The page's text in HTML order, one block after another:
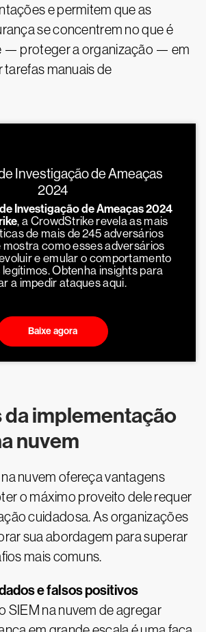
e permitem que as
se concentrem no que é
— proteger a organização — em
tarefas manuais de
Investigação de Ameaças
2024
Investigação de Ameaças 2024
, a CrowdStrike revela as mais
de mais de 245 adversários
mostra como esses adversários
e emular o comportamento
Obtenha insights para
a impedir ataques aqui.
Baixe agora
da implementação
nuvem
nuvem ofereça vantagens
o máximo proveito dele requer
cuidadosa. As organizações
sua abordagem para superar
mais comuns.
e falsos positivos
SIEM na nuvem de agregar